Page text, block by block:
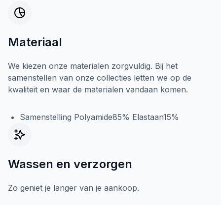
Materiaal
We kiezen onze materialen zorgvuldig. Bij het
samenstellen van onze collecties letten we op de
kwaliteit en waar de materialen vandaan komen.
Samenstelling Polyamide85% Elastaan15%
Wassen en verzorgen
Zo geniet je langer van je aankoop.